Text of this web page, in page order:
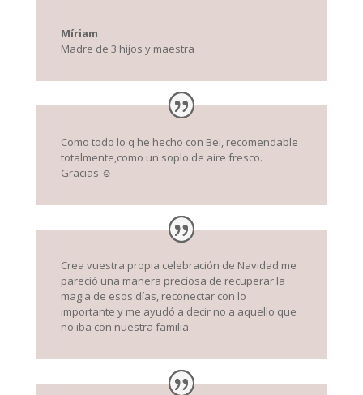
Míriam
Madre de 3 hijos y maestra
Como todo lo q he hecho con Bei, recomendable
totalmente,como un soplo de aire fresco.
Gracias ☺️
Crea vuestra propia celebración de Navidad me
pareció una manera preciosa de recuperar la
magia de esos días, reconectar con lo
importante y me ayudó a decir no a aquello que
no iba con nuestra familia.